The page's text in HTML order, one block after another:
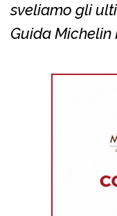
sveliamo gli
Guida Michelin